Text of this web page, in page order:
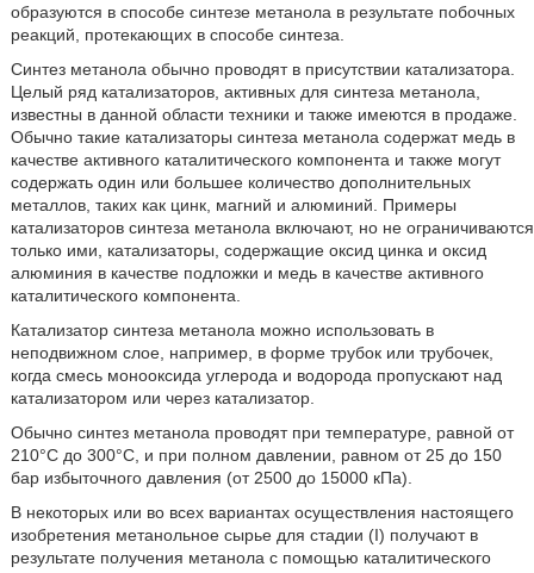
образуются в способе синтезе метанола в результате побочных
реакций, протекающих в способе синтеза.
Синтез метанола обычно проводят в присутствии катализатора.
Целый ряд катализаторов, активных для синтеза метанола,
известны в данной области техники и также имеются в продаже.
Обычно такие катализаторы синтеза метанола содержат медь в
качестве активного каталитического компонента и также могут
содержать один или большее количество дополнительных
металлов, таких как цинк, магний и алюминий. Примеры
катализаторов синтеза метанола включают, но не ограничиваются
только ими, катализаторы, содержащие оксид цинка и оксид
алюминия в качестве подложки и медь в качестве активного
каталитического компонента.
Катализатор синтеза метанола можно использовать в
неподвижном слое, например, в форме трубок или трубочек,
когда смесь монооксида углерода и водорода пропускают над
катализатором или через катализатор.
Обычно синтез метанола проводят при температуре, равной от
210°С до 300°С, и при полном давлении, равном от 25 до 150
бар избыточного давления (от 2500 до 15000 кПа).
В некоторых или во всех вариантах осуществления настоящего
изобретения метанольное сырье для стадии (I) получают в
результате получения метанола с помощью каталитического